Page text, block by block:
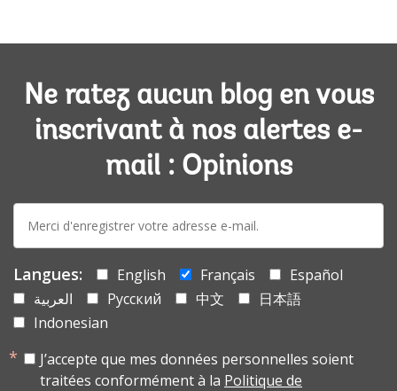
Ne ratez aucun blog en vous
inscrivant à nos alertes e-
mail : Opinions
mail:
Langues: English Français
Español
العربية
Русский 中文
日本語
Indonesian
J’accepte que mes données personnelles soient
traitées conformément à la Politique de